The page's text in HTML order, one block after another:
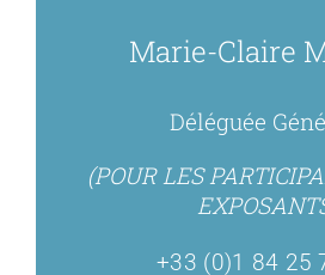
Marie-Claire
Déléguée
(POUR LES
+33 (0)1 84 25